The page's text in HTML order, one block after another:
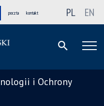
poczta kontakt PL EN
i Ochrony